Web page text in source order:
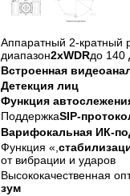
Аппаратный 2-кратный
диапазон2xWDRдо 140
Встроенная
Детекция лиц
Функция
ПоддержкаSIP-
Варифокальная ИК-
Функция «,
от вибрации и ударов
Высококачественная
зум